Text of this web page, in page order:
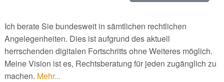
Ich berate Sie bundesweit in sämtlichen rechtlichen
Angelegenheiten. Dies ist aufgrund des aktuell
herrschenden digitalen Fortschritts ohne Weiteres möglich.
Meine Vision ist es, Rechtsberatung für jeden zugänglich zu
machen. Mehr...